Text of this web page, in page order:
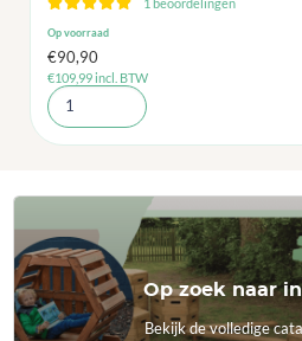
Op voorraad
€90,90
€109,99incl. BTW
Op zoek naar
Bekijk de volledige